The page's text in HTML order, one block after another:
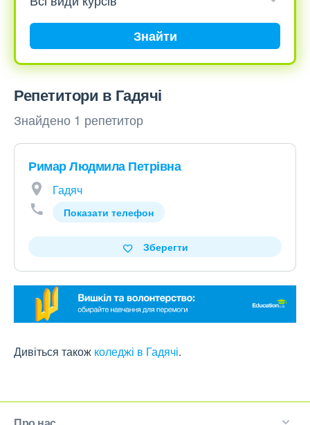
Знайти
Репетитори в Гадячі
Знайдено 1 репетитор
Римар Людмила Петрівна
Гадяч
Показати телефон
Зберегти
Дивіться також коледжі в Гадячі.